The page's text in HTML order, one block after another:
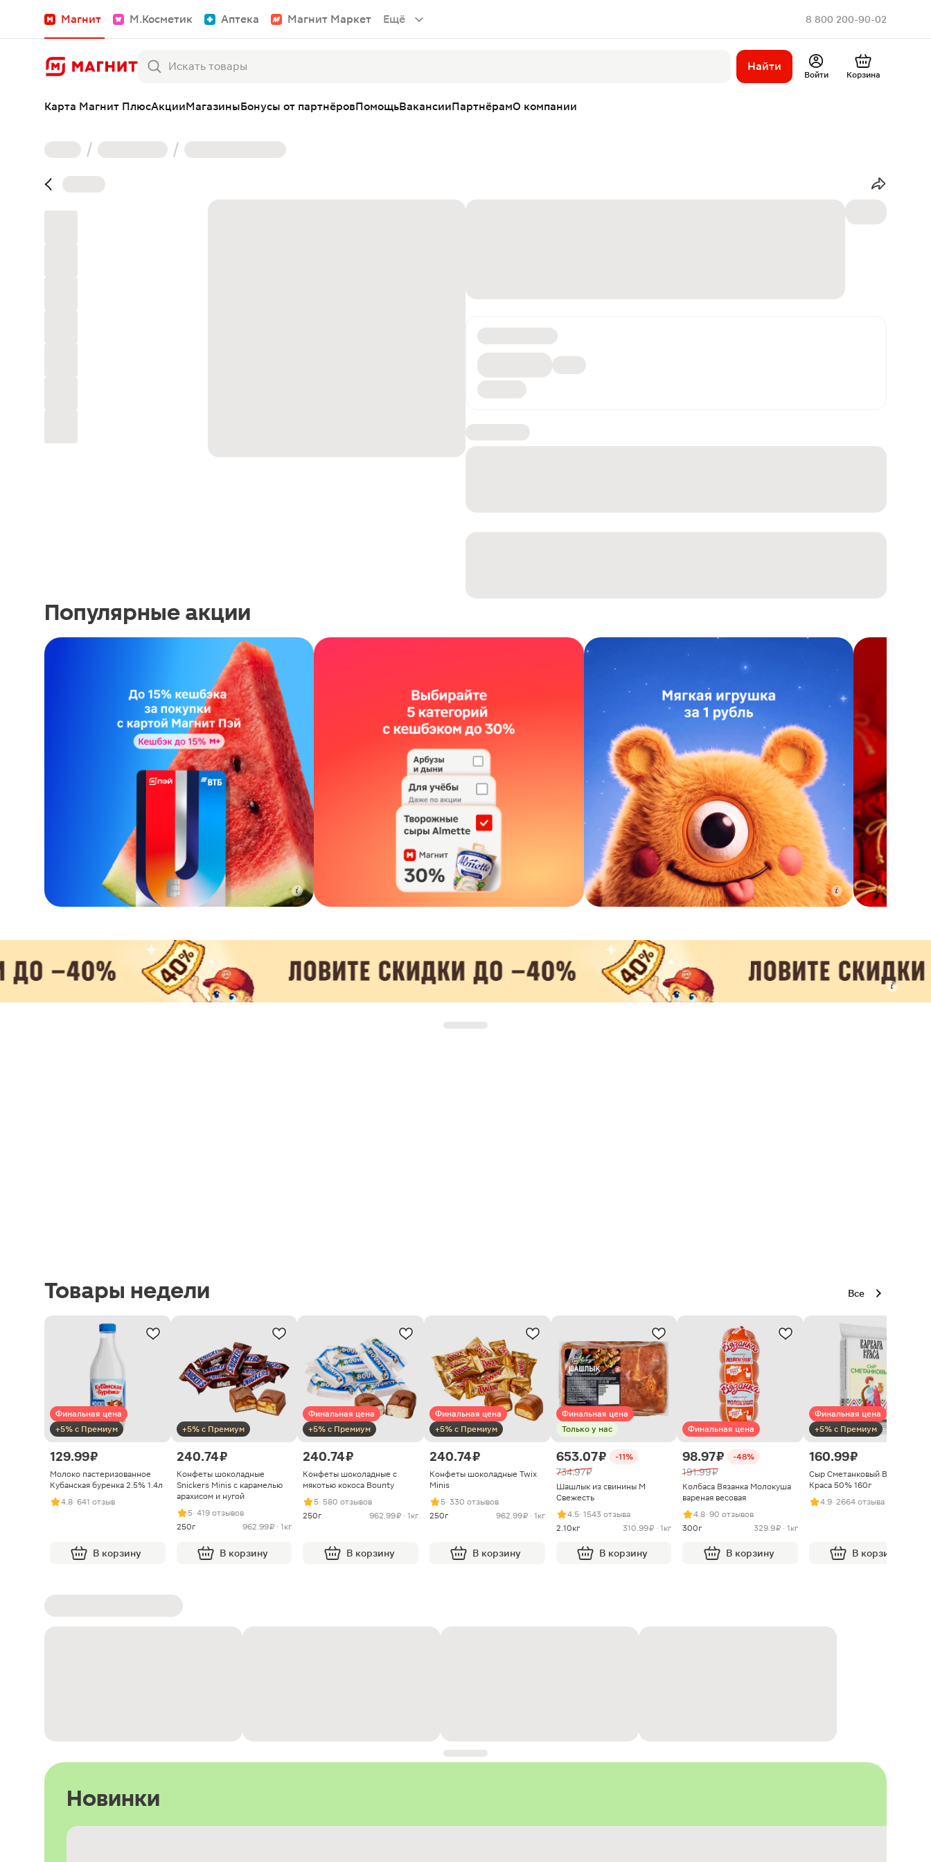
Магнит М.Косметик Аптека Магнит Маркет Ещё 8 800 200-90-02
Найти
Войти Корзина
Карта Магнит ПлюсАкцииМагазиныБонусы от партнёровПомощьВакансииПартнёрамО компании
Популярные акции
Товары недели Все
Финальная цена
+5% с Премиум
129.99 ₽
Молоко пастеризованное
Кубанская буренка 2.5% 1.4л
4.8· 641 отзыв
В корзину
+5% с Премиум
240.74 ₽
Конфеты шоколадные
Snickers Minis с карамелью
арахисом и нугой
5· 419 отзывов
250г
962.99 ₽ · 1кг
В корзину
Финальная цена
+5% с Премиум
240.74 ₽
Конфеты шоколадные с
мякотью кокоса Bounty
5· 580 отзывов
250г
962.99 ₽ · 1кг
В корзину
Финальная цена
+5% с Премиум
240.74 ₽
Конфеты шоколадные Twix
Minis
5· 330 отзывов
250г
962.99 ₽ · 1кг
В корзину
Финальная цена
Только у нас
653.07 ₽ -11%
734.97 ₽
Шашлык из свинины М
Свежесть
4.5· 1543 отзыва
2.10кг
310.99 ₽ · 1кг
В корзину
Финальная цена
98.97 ₽ -48%
191.99 ₽
Колбаса Вязанка Молокуша
вареная весовая
4.8· 90 отзывов
300г
329.9 ₽ · 1кг
В корзину
Финальная цена
+5% с Премиум
160.99 ₽
Сыр Сметанковый Варвара
Краса 50% 160г
4.9· 2664 отзыва
В корзину
Новинки